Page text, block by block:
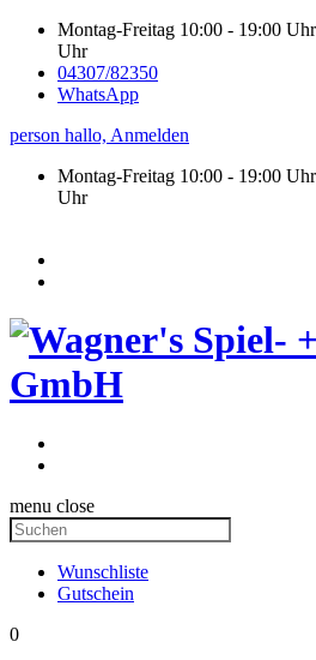
Montag-Freitag 10:00 - 19:00
Uhr
04307/82350
WhatsApp
person hallo, Anmelden
Montag-Freitag 10:00 - 19:00 Uhr
Uhr
menu close
Wunschliste
Gutschein
0